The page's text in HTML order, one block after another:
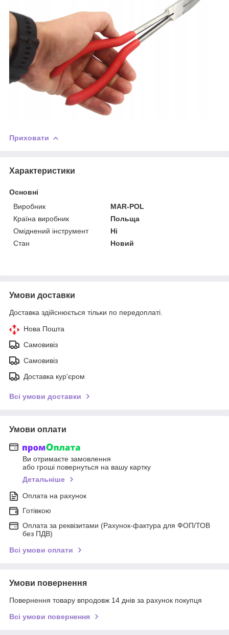
Приховати
Характеристики
Основні
Виробник
MAR-POL
Країна виробник
Польща
Оміднений інструмент
Ні
Стан
Новий
Умови доставки
Доставка здійснюється тільки по передоплаті.
Нова Пошта
Самовивіз
Самовивіз
Доставка кур'єром
Всі умови доставки
Умови оплати
Ви отримаєте замовлення
або гроші повернуться на вашу картку
Детальніше
Оплата на рахунок
Готівкою
Оплата за реквізитами (Рахунок-фактура для ФОП/ТОВ
без ПДВ)
Всі умови оплати
Умови повернення
Повернення товару впродовж 14 днів за рахунок покупця
Всі умови повернення